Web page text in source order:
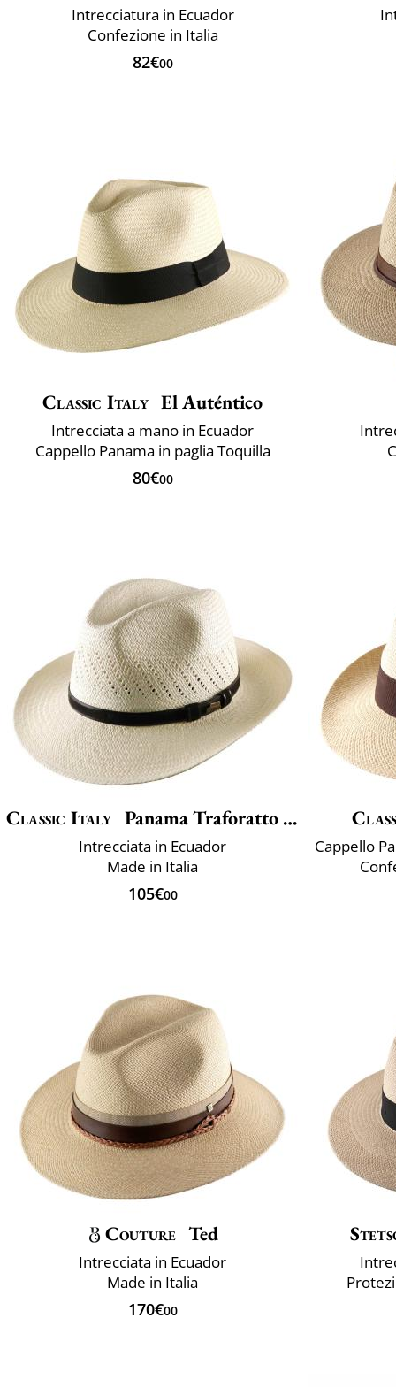
Intrecciatura in Ecuador
Confezione in Italia
82€00
Classic Italy El Auténtico
Intrecciata a mano in Ecuador
Cappello Panama in paglia Toquilla
80€00
Classic Italy Panama Traforatto Belt
Intrecciata in Ecuador
Made in Italia
105€00
Couture Ted
Intrecciata in Ecuador
Made in Italia
170€00